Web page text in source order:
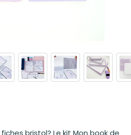
bristol? Le kit Mon book de